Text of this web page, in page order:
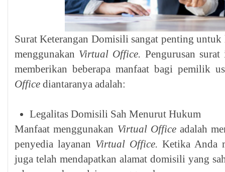
Surat Keterangan Domisili sangat penting
menggunakan Virtual Office. Pengurusan
memberikan beberapa manfaat bagi pemilik
Office diantaranya adalah:
Legalitas Domisili Sah Menurut Hukum
Manfaat menggunakan Virtual Office adalah
penyedia layanan Virtual Office. Ketika Anda
juga telah mendapatkan alamat domisili yang